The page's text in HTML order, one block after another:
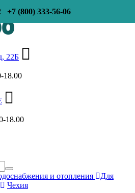
+7 (800) 333-56-06
22Б
18.00
18.00
и отопления
Для
Чехия